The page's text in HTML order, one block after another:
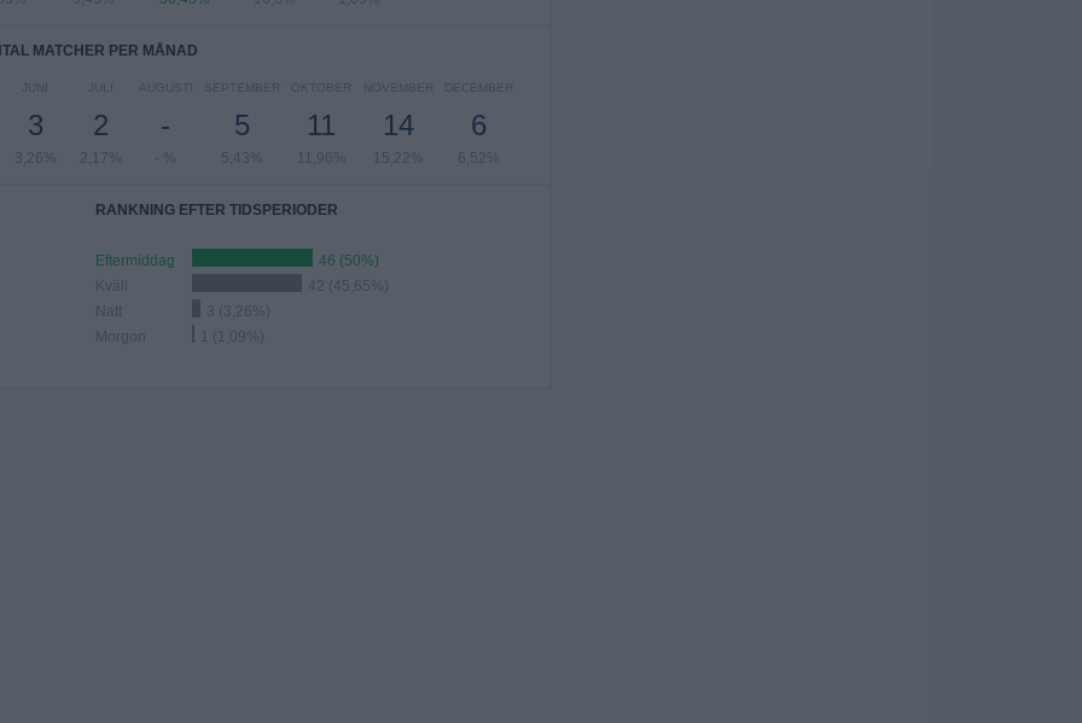
MATCHER PER MÅNAD
JUNI
3
3,26%
JULI
2
2,17%
AUGUSTI
-
- %
SEPTEMBER
5
5,43%
OKTOBER
11
11,96%
NOVEMBER
14
15,22%
DECEMBER
6
6,52%
RANKNING EFTER TIDSPERIODER
Eftermiddag
46 (50%)
Kväll
42 (45,65%)
Natt
3 (3,26%)
Morgon
1 (1,09%)